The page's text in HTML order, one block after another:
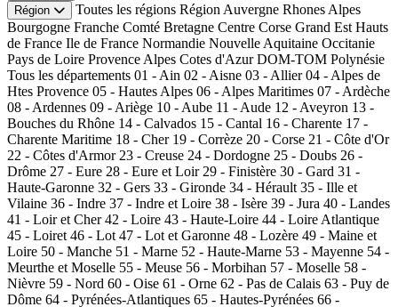
Région Toutes les régions Région Auvergne Rhones Alpes
Bourgogne Franche Comté Bretagne Centre Corse Grand Est Hauts
de France Ile de France Normandie Nouvelle Aquitaine Occitanie
Pays de Loire Provence Alpes Cotes d'Azur DOM-TOM Polynésie
Tous les départements 01 - Ain 02 - Aisne 03 - Allier 04 - Alpes de
Htes Provence 05 - Hautes Alpes 06 - Alpes Maritimes 07 - Ardèche
08 - Ardennes 09 - Ariège 10 - Aube 11 - Aude 12 - Aveyron 13 -
Bouches du Rhône 14 - Calvados 15 - Cantal 16 - Charente 17 -
Charente Maritime 18 - Cher 19 - Corrèze 20 - Corse 21 - Côte d'Or
22 - Côtes d'Armor 23 - Creuse 24 - Dordogne 25 - Doubs 26 -
Drôme 27 - Eure 28 - Eure et Loir 29 - Finistère 30 - Gard 31 -
Haute-Garonne 32 - Gers 33 - Gironde 34 - Hérault 35 - Ille et
Vilaine 36 - Indre 37 - Indre et Loire 38 - Isère 39 - Jura 40 - Landes
41 - Loir et Cher 42 - Loire 43 - Haute-Loire 44 - Loire Atlantique
45 - Loiret 46 - Lot 47 - Lot et Garonne 48 - Lozère 49 - Maine et
Loire 50 - Manche 51 - Marne 52 - Haute-Marne 53 - Mayenne 54 -
Meurthe et Moselle 55 - Meuse 56 - Morbihan 57 - Moselle 58 -
Nièvre 59 - Nord 60 - Oise 61 - Orne 62 - Pas de Calais 63 - Puy de
Dôme 64 - Pyrénées-Atlantiques 65 - Hautes-Pyrénées 66 -